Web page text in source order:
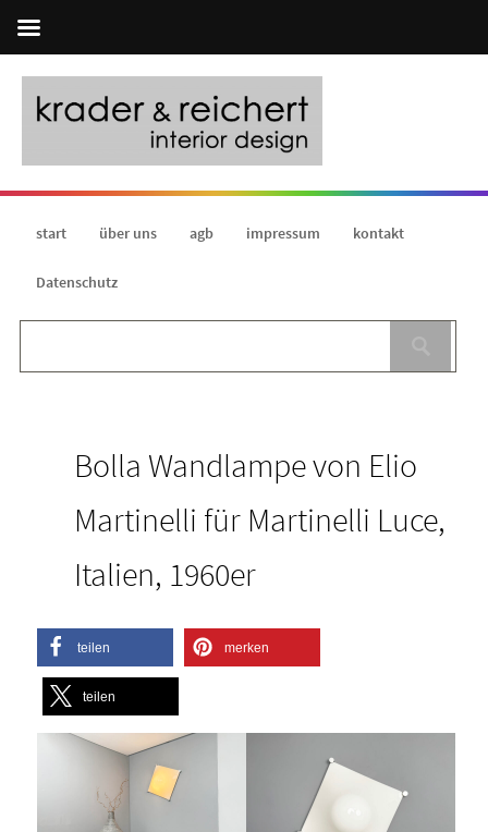
start über uns agb impressum kontakt
Datenschutz
Bolla Wandlampe von Elio
Martinelli für Martinelli Luce,
Italien, 1960er
teilen merken
teilen